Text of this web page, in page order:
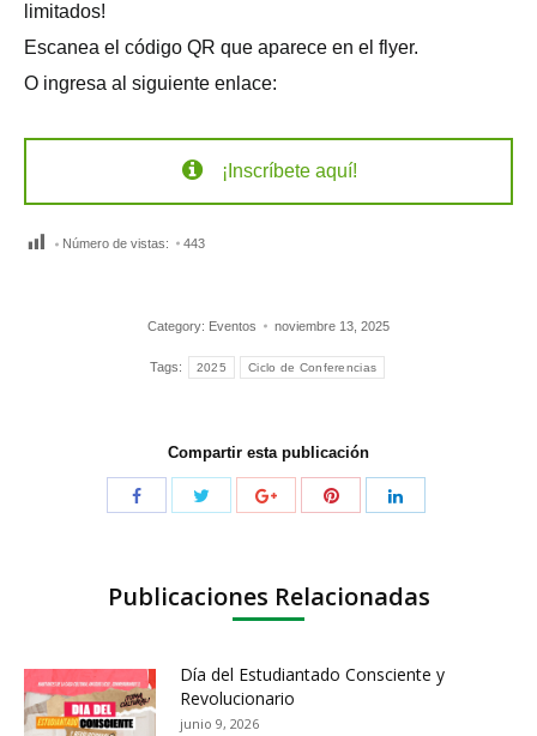
limitados!
Escanea el código QR que aparece en el flyer.
O ingresa al siguiente enlace:
¡Inscríbete aquí!
Número de vistas: 443
Category: Eventos noviembre 13, 2025
Tags: 2025 Ciclo de Conferencias
Compartir esta publicación
Publicaciones Relacionadas
Día del Estudiantado Consciente y
Revolucionario
junio 9, 2026